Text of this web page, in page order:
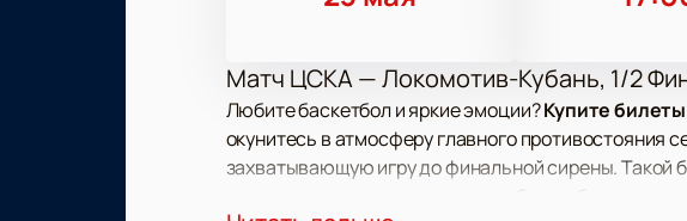
Матч ЦСКА — Локомотив-Кубань, 1/2
Любите баскетбол и яркие эмоции?Купите
окунитесь в атмосферу главного противостояния
захватывающую игру до финальной сирены. Такой